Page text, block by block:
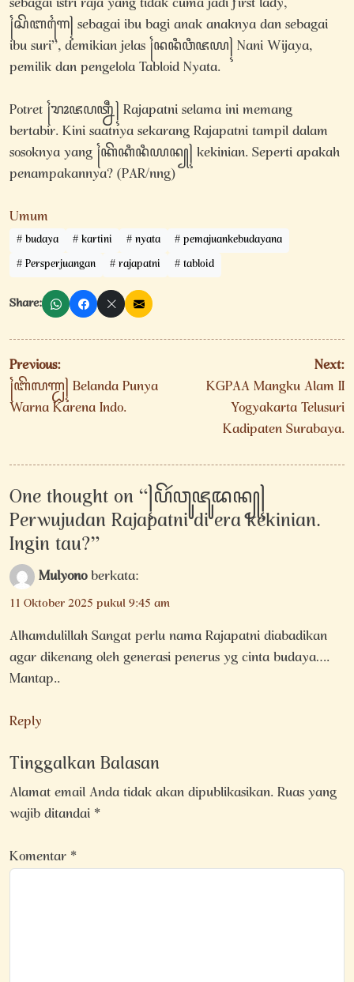
꧌ꦱꦼꦧꦒꦻ꧍ sebagai ibu bagi anak anaknya dan sebagai
ibu suri”, demikian jelas ꧌ꦤꦤꦶꦮꦶꦗꦪ꧍ Nani Wijaya,
pemilik dan pengelola Tabloid Nyata.
Potret ꧌ꦫꦴꦗꦥꦠ꧀ꦤꦷ꧍ Rajapatni selama ini memang
bertabir. Kini saatnya sekarang Rajapatni tampil dalam
sosoknya yang ꧌ꦏꦼꦏꦶꦤꦶꦪꦤ꧀꧍ kekinian. Seperti apakah
penampakannya? (PAR/nng)
Umum
budaya kartini nyata
pemajuankebudayana
Persperjuangan
rajapatni tabloid
Share:
Navigasi
pos
Previous:
꧌ꦧꦼꦭꦟ꧀ꦝ꧍ Belanda Punya
Warna Karena Indo.
Next:
KGPAA Mangku Alam II
Yogyakarta Telusuri
Kadipaten Surabaya.
One thought on “꧍ꦥꦼꦂꦮꦸꦗꦸꦢꦤ꧀꧍
Perwujudan Rajapatni di era kekinian.
Ingin tau?”
Mulyonoberkata:
11 Oktober 2025 pukul 9:45 am
Alhamdulillah Sangat perlu nama Rajapatni diabadikan
agar dikenang oleh generasi penerus yg cinta budaya….
Mantap..
Reply
Tinggalkan Balasan
Alamat email Anda tidak akan dipublikasikan.Ruas yang
wajib ditandai*
Komentar*